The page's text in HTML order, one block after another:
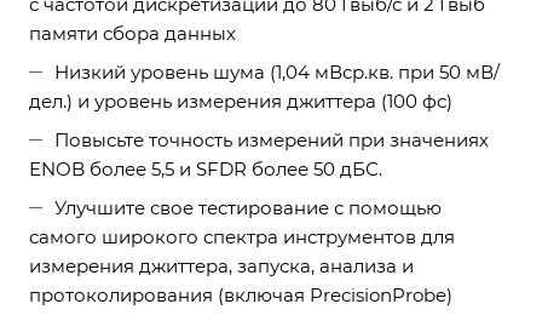
памяти сбора данных
Низкий уровень шума (1,04 мВср.кв. при 50 мВ/
дел.) и уровень измерения джиттера (100 фс)
Повысьте точность измерений при значениях
ENOB более 5,5 и SFDR более 50 дБС.
Улучшите свое тестирование с помощью
самого широкого спектра инструментов для
измерения джиттера, запуска, анализа и
протоколирования (включая PrecisionProbe)